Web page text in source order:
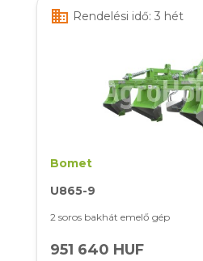
business Rendelési idő: 3 hét
Bomet
U865-9
2 soros bakhát emelő gép
951 640 HUF